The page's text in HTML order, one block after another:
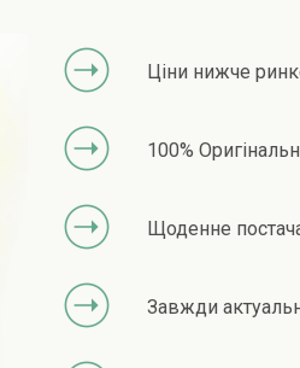
Ціни нижче
100%
Щоденне
Завжди